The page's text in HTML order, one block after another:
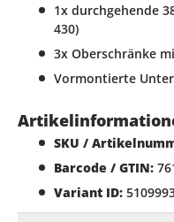
1x durchgehende
430)
3x Oberschränke
Vormontierte
SKU /
Barcode / GTIN:
Variant ID: